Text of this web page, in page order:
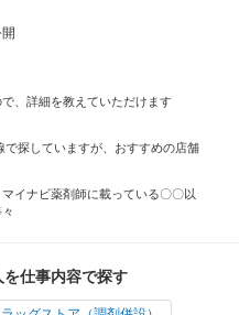
、詳細を教えていただけます
で探していますが、おすすめの店舗
イナビ薬剤師に載っている〇〇以
仕事内容で探す